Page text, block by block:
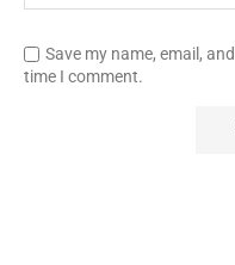
Save my name, email,
time I comment.